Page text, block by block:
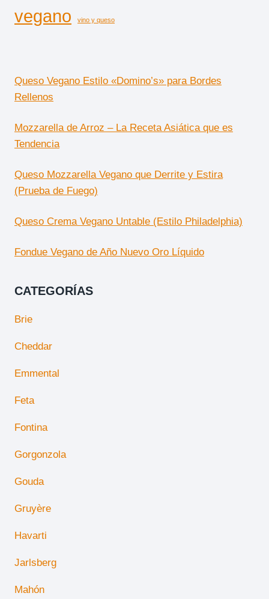
vegano vino y queso
Queso Vegano Estilo «Domino’s» para Bordes
Rellenos
Mozzarella de Arroz – La Receta Asiática que es
Tendencia
Queso Mozzarella Vegano que Derrite y Estira
(Prueba de Fuego)
Queso Crema Vegano Untable (Estilo Philadelphia)
Fondue Vegano de Año Nuevo Oro Líquido
CATEGORÍAS
Brie
Cheddar
Emmental
Feta
Fontina
Gorgonzola
Gouda
Gruyère
Havarti
Jarlsberg
Mahón